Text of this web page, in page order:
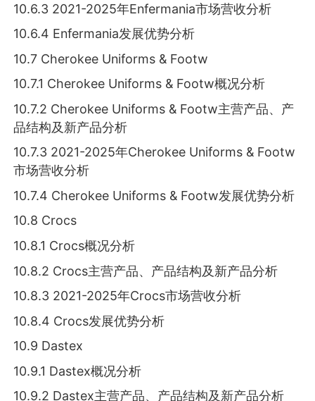
10.6.3 2021-2025年Enfermania市场营收分析
10.6.4 Enfermania发展优势分析
10.7 Cherokee Uniforms & Footw
10.7.1 Cherokee Uniforms & Footw概况分析
10.7.2 Cherokee Uniforms & Footw主营产品、产
品结构及新产品分析
10.7.3 2021-2025年Cherokee Uniforms & Footw
市场营收分析
10.7.4 Cherokee Uniforms & Footw发展优势分析
10.8 Crocs
10.8.1 Crocs概况分析
10.8.2 Crocs主营产品、产品结构及新产品分析
10.8.3 2021-2025年Crocs市场营收分析
10.8.4 Crocs发展优势分析
10.9 Dastex
10.9.1 Dastex概况分析
10.9.2 Dastex主营产品、产品结构及新产品分析